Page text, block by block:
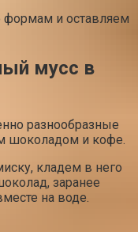
и оставляем
мусс в
разнообразные
шоколадом и кофе.
кладем в него
заранее
на воде.